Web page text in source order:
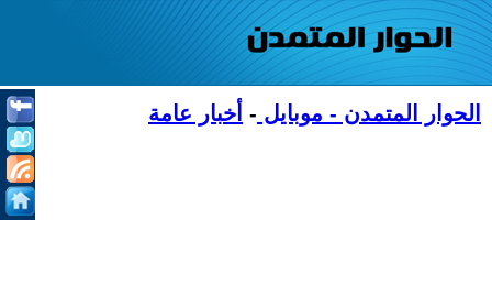
الحوار المتمدن - موبايل - أخبار عامة